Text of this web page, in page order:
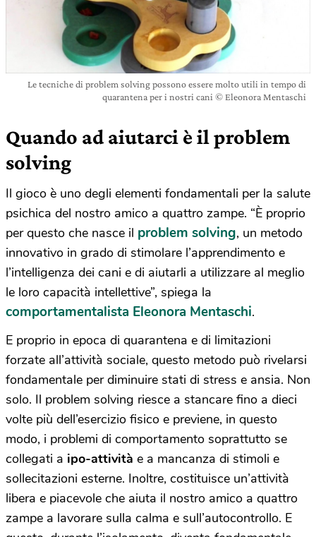
Le tecniche di problem solving possono essere molto utili in tempo di
quarantena per i nostri cani © Eleonora Mentaschi
Quando ad aiutarci è il problem
solving
Il gioco è uno degli elementi fondamentali per la salute
psichica del nostro amico a quattro zampe. “È proprio
per questo che nasce il problem solving, un metodo
innovativo in grado di stimolare l’apprendimento e
l’intelligenza dei cani e di aiutarli a utilizzare al meglio
le loro capacità intellettive”, spiega la
comportamentalista Eleonora Mentaschi.
E proprio in epoca di quarantena e di limitazioni
forzate all’attività sociale, questo metodo può rivelarsi
fondamentale per diminuire stati di stress e ansia. Non
solo. Il problem solving riesce a stancare fino a dieci
volte più dell’esercizio fisico e previene, in questo
modo, i problemi di comportamento soprattutto se
collegati a ipo-attività e a mancanza di stimoli e
sollecitazioni esterne. Inoltre, costituisce un’attività
libera e piacevole che aiuta il nostro amico a quattro
zampe a lavorare sulla calma e sull’autocontrollo. E